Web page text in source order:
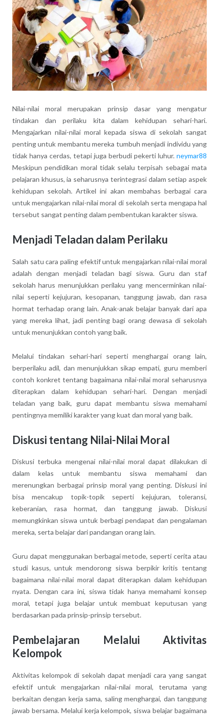
Nilai-nilai moral merupakan prinsip dasar yang mengatur
tindakan dan perilaku kita dalam kehidupan sehari-hari.
Mengajarkan nilai-nilai moral kepada siswa di sekolah sangat
penting untuk membantu mereka tumbuh menjadi individu yang
tidak hanya cerdas, tetapi juga berbudi pekerti luhur.neymar88
Meskipun pendidikan moral tidak selalu terpisah sebagai mata
pelajaran khusus, ia seharusnya terintegrasi dalam setiap aspek
kehidupan sekolah. Artikel ini akan membahas berbagai cara
untuk mengajarkan nilai-nilai moral di sekolah serta mengapa hal
tersebut sangat penting dalam pembentukan karakter siswa.
Menjadi Teladan dalam Perilaku
Salah satu cara paling efektif untuk mengajarkan nilai-nilai moral
adalah dengan menjadi teladan bagi siswa. Guru dan staf
sekolah harus menunjukkan perilaku yang mencerminkan nilai-
nilai seperti kejujuran, kesopanan, tanggung jawab, dan rasa
hormat terhadap orang lain. Anak-anak belajar banyak dari apa
yang mereka lihat, jadi penting bagi orang dewasa di sekolah
untuk menunjukkan contoh yang baik.
Melalui tindakan sehari-hari seperti menghargai orang lain,
berperilaku adil, dan menunjukkan sikap empati, guru memberi
contoh konkret tentang bagaimana nilai-nilai moral seharusnya
diterapkan dalam kehidupan sehari-hari. Dengan menjadi
teladan yang baik, guru dapat membantu siswa memahami
pentingnya memiliki karakter yang kuat dan moral yang baik.
Diskusi tentang Nilai-Nilai Moral
Diskusi terbuka mengenai nilai-nilai moral dapat dilakukan di
dalam kelas untuk membantu siswa memahami dan
merenungkan berbagai prinsip moral yang penting. Diskusi ini
bisa mencakup topik-topik seperti kejujuran, toleransi,
keberanian, rasa hormat, dan tanggung jawab. Diskusi
memungkinkan siswa untuk berbagi pendapat dan pengalaman
mereka, serta belajar dari pandangan orang lain.
Guru dapat menggunakan berbagai metode, seperti cerita atau
studi kasus, untuk mendorong siswa berpikir kritis tentang
bagaimana nilai-nilai moral dapat diterapkan dalam kehidupan
nyata. Dengan cara ini, siswa tidak hanya memahami konsep
moral, tetapi juga belajar untuk membuat keputusan yang
berdasarkan pada prinsip-prinsip tersebut.
Pembelajaran Melalui Aktivitas
Kelompok
Aktivitas kelompok di sekolah dapat menjadi cara yang sangat
efektif untuk mengajarkan nilai-nilai moral, terutama yang
berkaitan dengan kerja sama, saling menghargai, dan tanggung
jawab bersama. Melalui kerja kelompok, siswa belajar bagaimana